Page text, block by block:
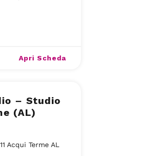
Apri Scheda
– Studio
(AL)
Acqui Terme AL